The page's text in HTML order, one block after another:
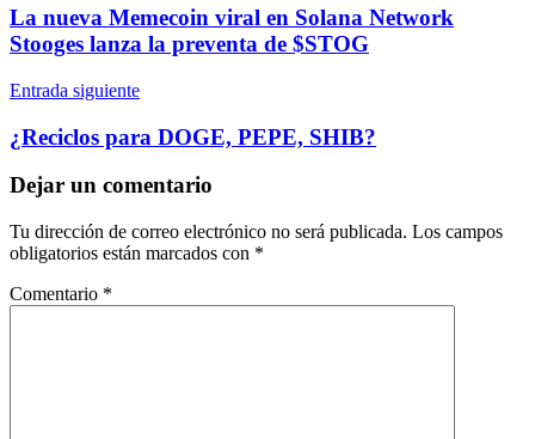
de
entradas
La nueva Memecoin viral en Solana Network
Stooges lanza la preventa de $STOG
Entrada siguiente
¿Reciclos para DOGE, PEPE, SHIB?
Dejar un comentario
Tu dirección de correo electrónico no será publicada. Los campos
obligatorios están marcados con *
Comentario *